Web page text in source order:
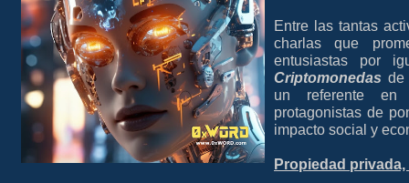
Entre las tantas
charlas que
entusiastas por
Criptomonedas de
un referente
protagonistas de
impacto social y
Propiedad